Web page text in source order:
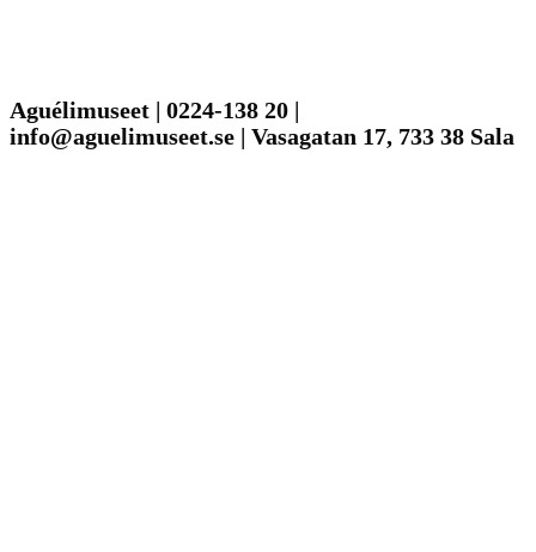
Aguélimuseet | 0224-138 20 |
info@aguelimuseet.se | Vasagatan 17, 733 38 Sala